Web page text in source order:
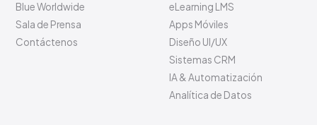
Blue Worldwide
Sala de Prensa
Contáctenos
eLearning LMS
Apps Móviles
Diseño UI/UX
Sistemas CRM
IA & Automatización
Analítica de Datos